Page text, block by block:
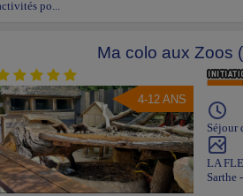
po...
Ma colo aux Zoos
4-12 ANS
Séjour
LA
Sarthe